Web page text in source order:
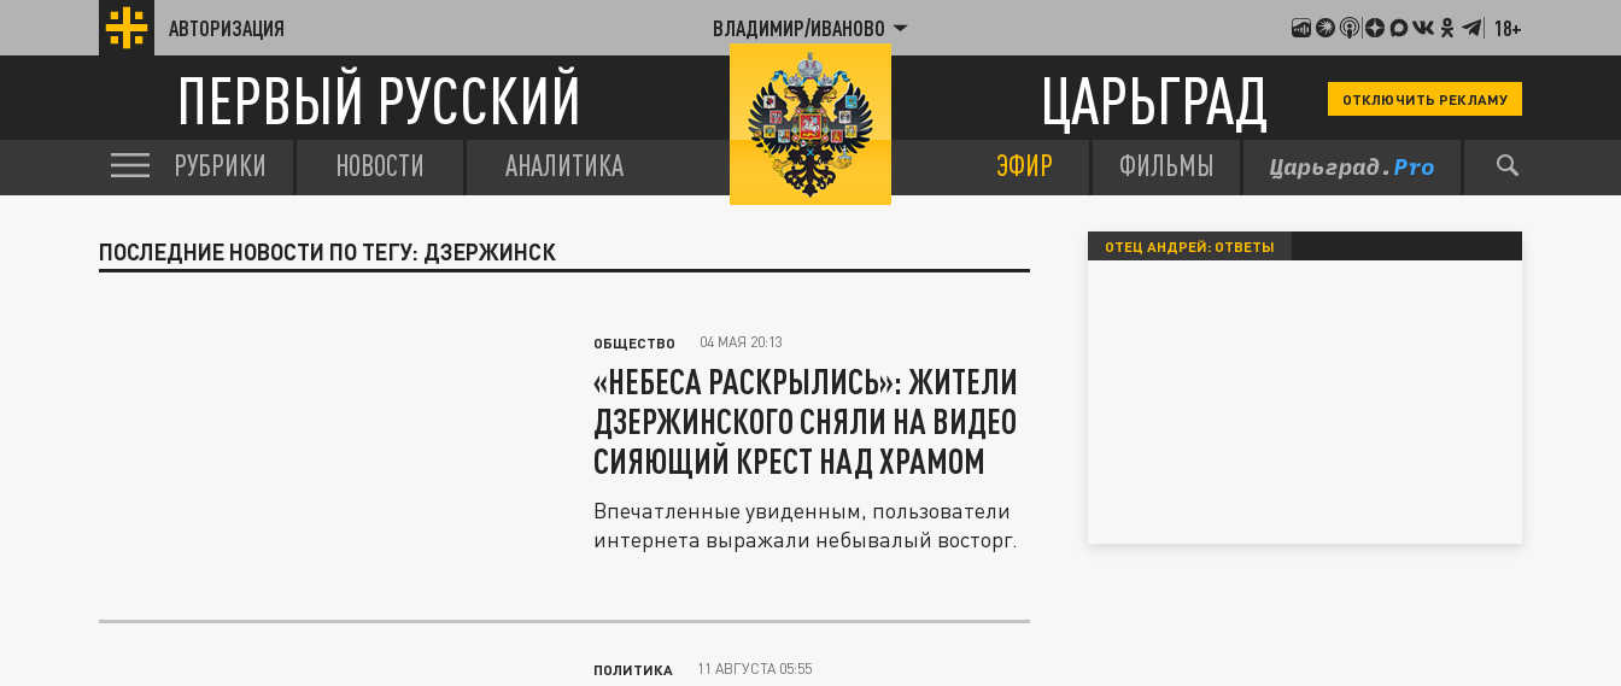
АВТОРИЗАЦИЯ ВЛАДИМИР/ИВАНОВО 18+
ПЕРВЫЙ РУССКИЙ ЦАРЬГРАД ОТКЛЮЧИТЬ РЕКЛАМУ
РУБРИКИ НОВОСТИ АНАЛИТИКА ЭФИР ФИЛЬМЫ
ПОСЛЕДНИЕ НОВОСТИ ПО ТЕГУ: ДЗЕРЖИНСК
ОБЩЕСТВО 04 МАЯ 20:13
«НЕБЕСА РАСКРЫЛИСЬ»: ЖИТЕЛИ
ДЗЕРЖИНСКОГО СНЯЛИ НА ВИДЕО
СИЯЮЩИЙ КРЕСТ НАД ХРАМОМ
Впечатленные увиденным, пользователи
интернета выражали небывалый восторг.
ПОЛИТИКА 11 АВГУСТА 05:55
ОТЕЦ АНДРЕЙ: ОТВЕТЫ